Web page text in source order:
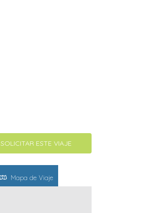
SOLICITAR ESTE VIAJE
Mapa de Viaje